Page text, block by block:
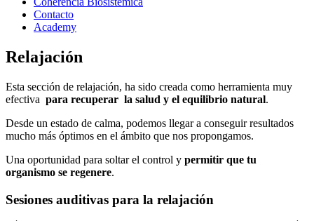
Contacto
Academy
Relajación
Esta sección de relajación, ha sido creada como herramienta muy
efectiva para recuperar la salud y el equilibrio natural.
Desde un estado de calma, podemos llegar a conseguir resultados
mucho más óptimos en el ámbito que nos propongamos.
Una oportunidad para soltar el control y permitir que tu
organismo se regenere.
Sesiones auditivas para la relajación